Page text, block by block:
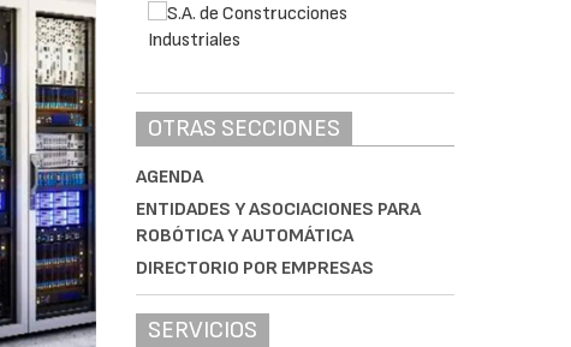
OTRAS SECCIONES
AGENDA
ENTIDADES Y ASOCIACIONES PARA
ROBÓTICA Y AUTOMÁTICA
DIRECTORIO POR EMPRESAS
SERVICIOS